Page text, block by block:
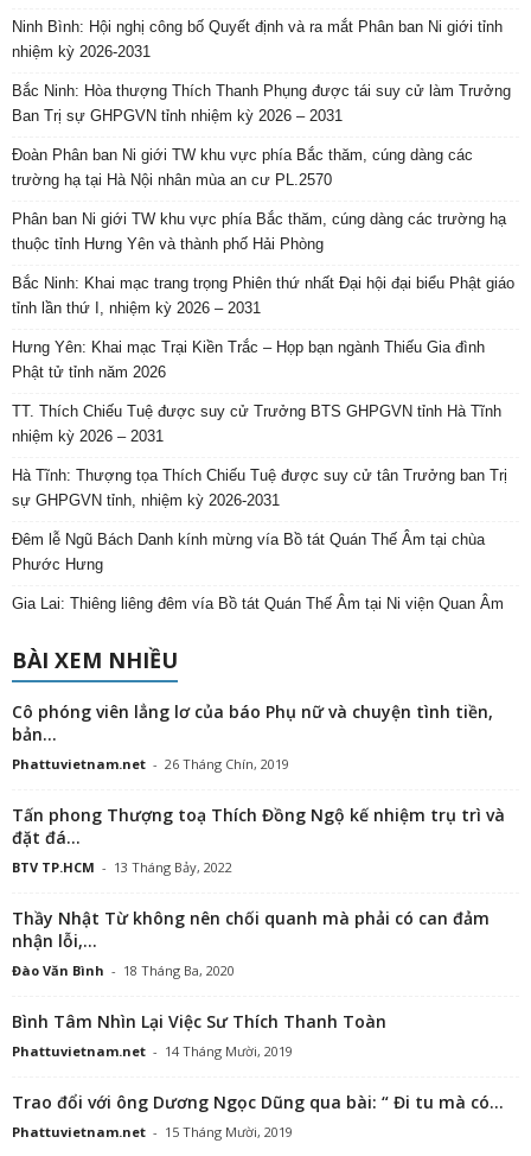
Ninh Bình: Hội nghị công bố Quyết định và ra mắt Phân ban Ni giới tỉnh
nhiệm kỳ 2026-2031
Bắc Ninh: Hòa thượng Thích Thanh Phụng được tái suy cử làm Trưởng
Ban Trị sự GHPGVN tỉnh nhiệm kỳ 2026 – 2031
Đoàn Phân ban Ni giới TW khu vực phía Bắc thăm, cúng dàng các
trường hạ tại Hà Nội nhân mùa an cư PL.2570
Phân ban Ni giới TW khu vực phía Bắc thăm, cúng dàng các trường hạ
thuộc tỉnh Hưng Yên và thành phố Hải Phòng
Bắc Ninh: Khai mạc trang trọng Phiên thứ nhất Đại hội đại biểu Phật giáo
tỉnh lần thứ I, nhiệm kỳ 2026 – 2031
Hưng Yên: Khai mạc Trại Kiền Trắc – Họp bạn ngành Thiếu Gia đình
Phật tử tỉnh năm 2026
TT. Thích Chiếu Tuệ được suy cử Trưởng BTS GHPGVN tỉnh Hà Tĩnh
nhiệm kỳ 2026 – 2031
Hà Tĩnh: Thượng tọa Thích Chiếu Tuệ được suy cử tân Trưởng ban Trị
sự GHPGVN tỉnh, nhiệm kỳ 2026-2031
Đêm lễ Ngũ Bách Danh kính mừng vía Bồ tát Quán Thế Âm tại chùa
Phước Hưng
Gia Lai: Thiêng liêng đêm vía Bồ tát Quán Thế Âm tại Ni viện Quan Âm
BÀI XEM NHIỀU
Cô phóng viên lẳng lơ của báo Phụ nữ và chuyện tình tiền,
bản...
Phattuvietnam.net - 26 Tháng Chín, 2019
Tấn phong Thượng toạ Thích Đồng Ngộ kế nhiệm trụ trì và
đặt đá...
BTV TP.HCM - 13 Tháng Bảy, 2022
Thầy Nhật Từ không nên chối quanh mà phải có can đảm
nhận lỗi,...
Đào Văn Bình - 18 Tháng Ba, 2020
Bình Tâm Nhìn Lại Việc Sư Thích Thanh Toàn
Phattuvietnam.net - 14 Tháng Mười, 2019
Trao đổi với ông Dương Ngọc Dũng qua bài: “ Đi tu mà có...
Phattuvietnam.net - 15 Tháng Mười, 2019